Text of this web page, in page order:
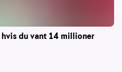
du vant 14 millioner